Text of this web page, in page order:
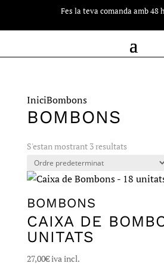
Fes la teva comanda amb 48
IniciBombons
BOMBONS
S'estan mostrant 3 resultats
BOMBONS
CAIXA DE
UNITATS
27,00€iva incl.